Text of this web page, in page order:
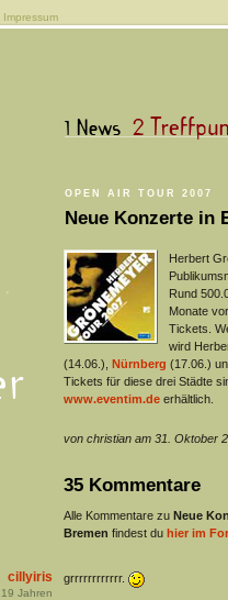
Impressum
OPEN AIR TOUR 2007
Neue Konzerte in
Herbert
Rund
Monate
Tickets.
wird
(14.06.), Nürnberg (17.06.)
Tickets für diese drei Städte
www.eventim.deerhältlich.
von christian am 31. Oktober
35 Kommentare
Alle Kommentare zu Neue
Bremen findest du hier im
cillyiris
19 Jahren
grrrrrrrrrrrr.